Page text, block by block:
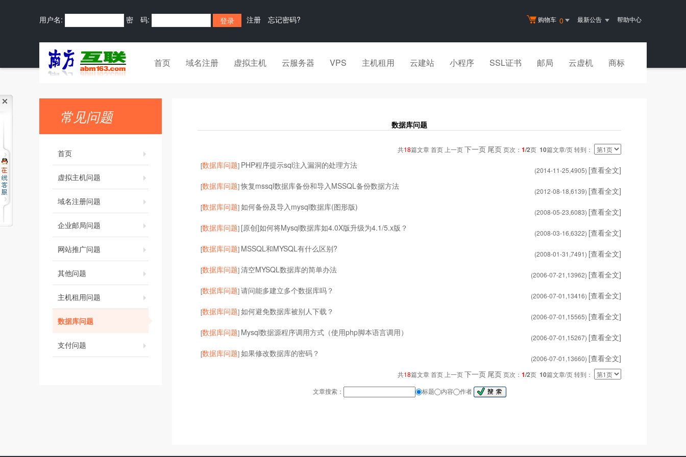
购物车 0 最新公告 帮助中心
用户名: 密 码: 注册 忘记密码?
首页 域名注册 虚拟主机 云服务器 VPS 主机租用 云建站 小程序 SSL证书 邮局 云虚机 商标
常见问题
首页
虚拟主机问题
域名注册问题
企业邮局问题
网站推广问题
其他问题
主机租用问题
数据库问题
支付问题
数据库问题
共18篇文章 首页 上一页下一页 尾页页次： 1/2页 10篇文章/页 转到：
[数据库问题] PHP程序提示sql注入漏洞的处理方法
(2014-11-25,4905) [查看全文]
[数据库问题]恢复mssql数据库备份和导入MSSQL备份数据方法
(2012-08-18,6139) [查看全文]
[数据库问题]如何备份及导入mysql数据库(图形版)
(2008-05-23,6083) [查看全文]
[数据库问题] [原创]如何将Mysql数据库如4.0X版升级为4.1/5.x版？
(2008-03-16,6322) [查看全文]
[数据库问题] MSSQL和MYSQL有什么区别?
(2008-01-31,7491) [查看全文]
[数据库问题]清空MYSQL数据库的简单办法
(2006-07-21,13962) [查看全文]
[数据库问题]请问能多建立多个数据库吗？
(2006-07-01,13416) [查看全文]
[数据库问题]如何避免数据库被别人下载？
(2006-07-01,15565) [查看全文]
[数据库问题] Mysql数据源程序调用方式（使用php脚本语言调用）
(2006-07-01,15267) [查看全文]
[数据库问题]如果修改数据库的密码？
(2006-07-01,13660) [查看全文]
共18篇文章 首页 上一页下一页 尾页页次： 1/2页 10篇文章/页 转到：
文章搜索：
标题 内容 作者